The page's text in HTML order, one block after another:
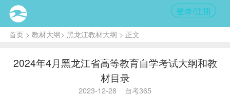
登录/注册
首页> 教材大纲> 黑龙江教材大纲 > 正文
2024年4月黑龙江省高等教育自学考试大纲和教
材目录
2023-12-28 自考365